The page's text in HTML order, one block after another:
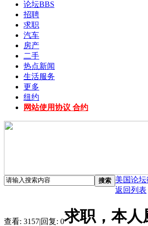
论坛BBS
招聘
求职
汽车
房产
二手
热点新闻
生活服务
更多
纽约
网站使用协议 合约
搜索 美国论
返回列表
查看: 3157|回复: 0求职，本人